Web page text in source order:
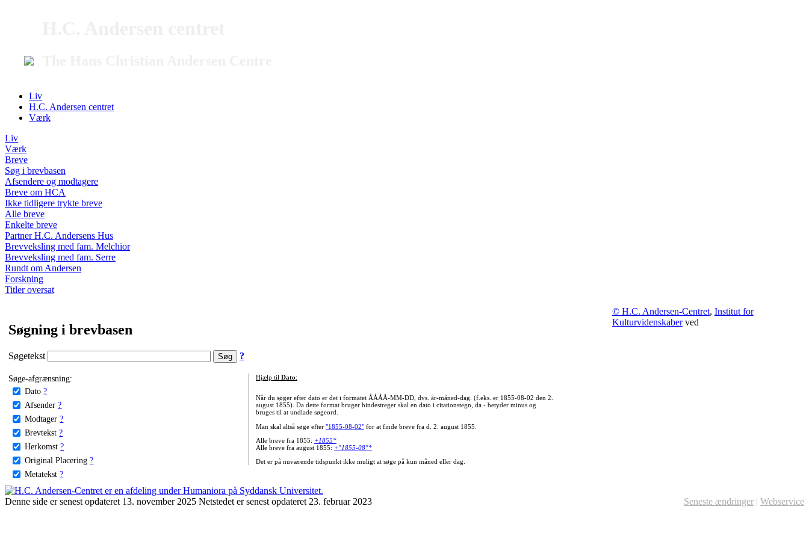
Liv
H.C. Andersen centret
Værk
Liv
Værk
Breve
Søg i brevbasen
Afsendere og modtagere
Breve om HCA
Ikke tidligere trykte breve
Alle breve
Enkelte breve
Partner H.C. Andersens Hus
Brevveksling med fam. Melchior
Brevveksling med fam. Serre
Rundt om Andersen
Forskning
Titler oversat
Søgning i brevbasen
Søgetekst ?
Søge-afgrænsning:
Dato ?
Afsender ?
Modtager ?
Brevtekst ?
Herkomst ?
Original Placering ?
Metatekst ?
Hjælp til Dato:
Når du søger efter dato er det i formatet ÅÅÅÅ-MM-DD, dvs. år-måned-dag. (f.eks. er 1855-08-02 den 2.
august 1855). Da dette format bruger bindestreger skal en dato i citationstegn, da - betyder minus og
bruges til at undlade søgeord.
Man skal altså søge efter "1855-08-02"for at finde breve fra d. 2. august 1855.
Alle breve fra 1855: +1855*
Alle breve fra august 1855: +"1855-08"*
Det er på nuværende tidspunkt ikke muligt at søge på kun måned eller dag.
© H.C. Andersen-Centret, Institut for
Kulturvidenskaberved
Denne side er senest opdateret 13. november 2025 Netstedet er senest opdateret 23. februar 2023 Seneste ændringer | Webservice